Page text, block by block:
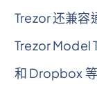
Trezor 还兼容
Trezor Model
和 Dropbox